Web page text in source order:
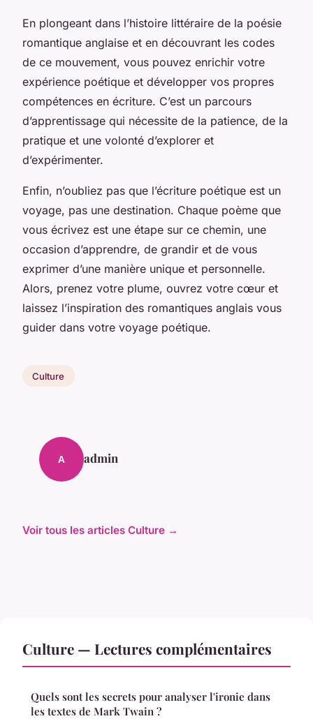
En plongeant dans l’histoire littéraire de la poésie
romantique anglaise et en découvrant les codes
de ce mouvement, vous pouvez enrichir votre
expérience poétique et développer vos propres
compétences en écriture. C’est un parcours
d’apprentissage qui nécessite de la patience, de la
pratique et une volonté d’explorer et
d’expérimenter.
Enfin, n’oubliez pas que l’écriture poétique est un
voyage, pas une destination. Chaque poème que
vous écrivez est une étape sur ce chemin, une
occasion d’apprendre, de grandir et de vous
exprimer d’une manière unique et personnelle.
Alors, prenez votre plume, ouvrez votre cœur et
laissez l’inspiration des romantiques anglais vous
guider dans votre voyage poétique.
Culture
A admin
Voir tous les articles Culture →
Culture — Lectures complémentaires
Quels sont les secrets pour analyser l'ironie dans
les textes de Mark Twain ?